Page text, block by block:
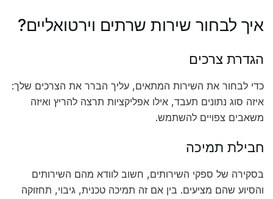
איך לבחור שירות שרתים וירטואליים?
הגדרת צרכים
כדי לבחור את השירות המתאים, עליך הברר את הצרכים שלך:
איזה סוג נתונים תעבד, אילו אפליקציות תרצה להריץ ואיזה
משאבים צפויים להשתמש.
חבילת תמיכה
בסקירה של ספקי השירותים, חשוב לוודא מהם השירותים
והסיוע שהם מציעים. בין אם זה תמיכה טכנית, גיבוי, תחזוקה